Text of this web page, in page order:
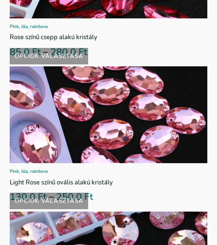
OPCIÓK VÁLASZTÁSA
Pink, lila, rainbow
Rose színű csepp alakú kristály
85,0Ft–280,0Ft
OPCIÓK VÁLASZTÁSA
Pink, lila, rainbow
Light Rose színű ovális alakú kristály
130,0Ft–250,0Ft